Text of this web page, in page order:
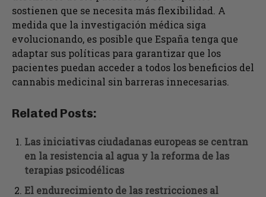
sostienen que se necesita más flexibilidad. A
medida que la investigación médica siga
evolucionando, es posible que España tenga que
adaptar sus políticas para garantizar que los
pacientes puedan acceder a todos los beneficios del
cannabis medicinal sin barreras innecesarias.
Related Posts:
Las iniciativas ciudadanas europeas se centran
en la resistencia al agua y la reforma de las
terapias psicodélicas
El endurecimiento de las restricciones al